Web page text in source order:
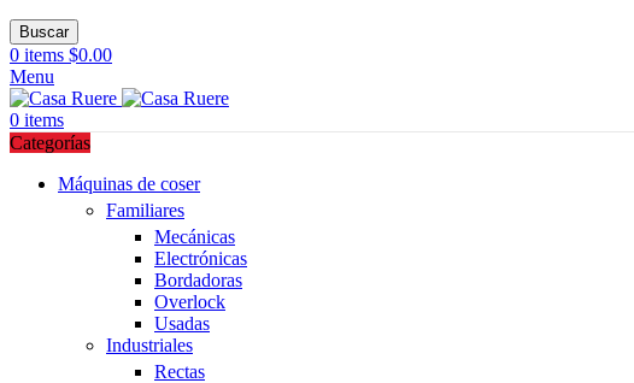
Buscar
0 items $0.00
Menu
0 items
Categorías
Máquinas de coser
Familiares
Mecánicas
Electrónicas
Bordadoras
Overlock
Usadas
Industriales
Rectas